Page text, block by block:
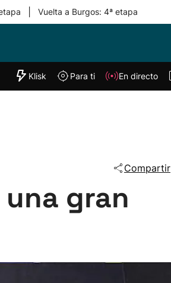
Vuelta a Burgos: 4ª etapa
"Helmuga"
Klisk
Klisk Para ti En directo
Compartir
gran